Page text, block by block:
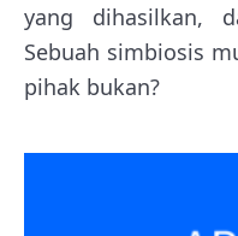
yang dihasilkan,
Sebuah simbiosis
pihak bukan?